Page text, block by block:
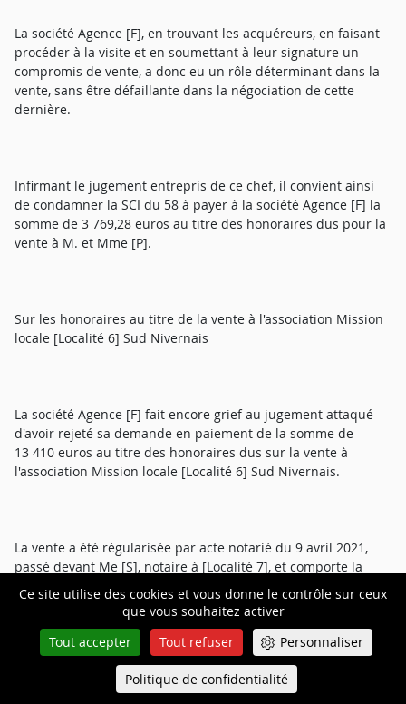
Ce site utilise des cookies et vous donne le contrôle sur ceux
que vous souhaitez activer
Tout accepter
Tout refuser Personnaliser
Politique de confidentialité
La société Agence [F], en trouvant les acquéreurs, en faisant
procéder à la visite et en soumettant à leur signature un
compromis de vente, a donc eu un rôle déterminant dans la
vente, sans être défaillante dans la négociation de cette
dernière.
Infirmant le jugement entrepris de ce chef, il convient ainsi
de condamner la SCI du 58 à payer à la société Agence [F] la
somme de 3 769,28 euros au titre des honoraires dus pour la
vente à M. et Mme [P].
Sur les honoraires au titre de la vente à l'association Mission
locale [Localité 6] Sud Nivernais
La société Agence [F] fait encore grief au jugement attaqué
d'avoir rejeté sa demande en paiement de la somme de
13 410 euros au titre des honoraires dus sur la vente à
l'association Mission locale [Localité 6] Sud Nivernais.
La vente a été régularisée par acte notarié du 9 avril 2021,
passé devant Me [S], notaire à [Localité 7], et comporte la
clause suivante : « Les parties déclarent que les présentes
conventions ont été négociées directement entre elles, sans
le concours ni la participation d'un intermédiaire. Si cette
affirmation se révélait erronée, les éventuels honoraires de
cet intermédiaire seraient à la charge de l'auteur de la
déclaration inexacte ».
Queue-Fair